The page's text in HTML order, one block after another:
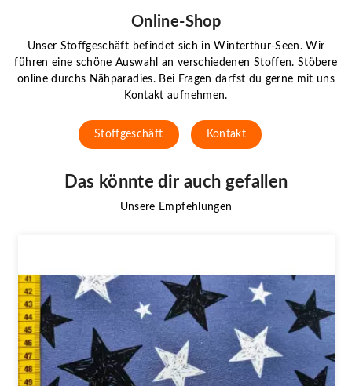
Online-Shop
Unser Stoffgeschäft befindet sich in Winterthur-Seen. Wir
führen eine schöne Auswahl an verschiedenen Stoffen. Stöbere
online durchs Nähparadies. Bei Fragen darfst du gerne mit uns
Kontakt aufnehmen.
Stoffgeschäft Kontakt
Das könnte dir auch gefallen
Unsere Empfehlungen